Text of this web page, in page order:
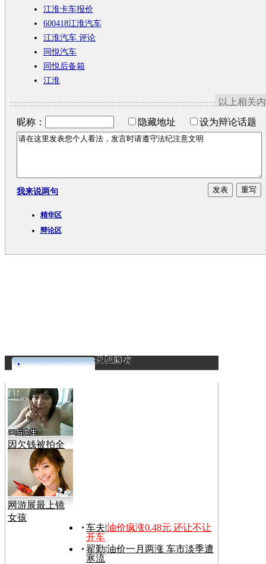
江淮卡车报价
600418江淮汽车
江淮汽车 评论
同悦汽车
同悦后备箱
江淮
以上相关
昵称：
隐藏地址 设为辩论话题
我来说两句
精华区
辩论区
更多>>
因欠钱被拍全
裸视频
网游展最上镜
女孩
车夫|油价疯涨0.48元 还让不让
开车
翟勤|油价一月两涨 车市淡季遭
寒流